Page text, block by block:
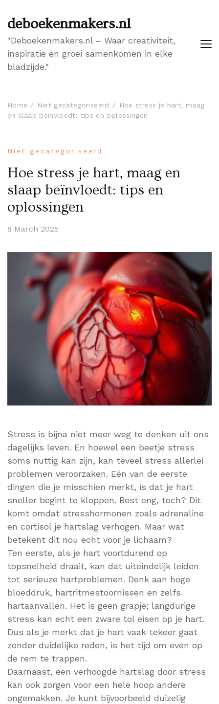
deboekenmakers.nl
"Deboekenmakers.nl – Waar creativiteit,
inspiratie en groei samenkomen in elke
bladzijde."
Home Niet gecategoriseerd
Hoe stress je hart, maag
en slaap beïnvloedt: tips en oplossingen
Niet gecategoriseerd
Hoe stress je hart, maag en
slaap beïnvloedt: tips en
oplossingen
8 March 2025
Stress is bijna niet meer weg te denken uit ons
dagelijks leven. En hoewel een beetje stress
soms nuttig kan zijn, kan teveel stress allerlei
problemen veroorzaken. Eén van de eerste
dingen die je misschien merkt, is dat je hart
sneller begint te kloppen. Best eng, toch? Dit
komt omdat stresshormonen zoals adrenaline
en cortisol je hartslag verhogen. Maar wat
betekent dit nou echt voor je lichaam?
Ten eerste, als je hart voortdurend op
topsnelheid draait, kan dat uiteindelijk leiden
tot serieuze hartproblemen. Denk aan hoge
bloeddruk, hartritmestoornissen en zelfs
hartaanvallen. Het is geen grapje; langdurige
stress kan echt een zware tol eisen op je hart.
Dus als je merkt dat je hart vaak tekeer gaat
zonder duidelijke reden, is het tijd om even op
de rem te trappen.
Daarnaast, een verhoogde hartslag door stress
kan ook zorgen voor een hele hoop andere
ongemakken. Je kunt bijvoorbeeld duizelig